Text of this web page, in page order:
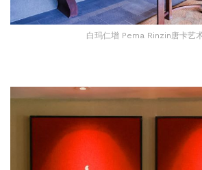
白玛仁增 Pema Rinzin唐卡艺